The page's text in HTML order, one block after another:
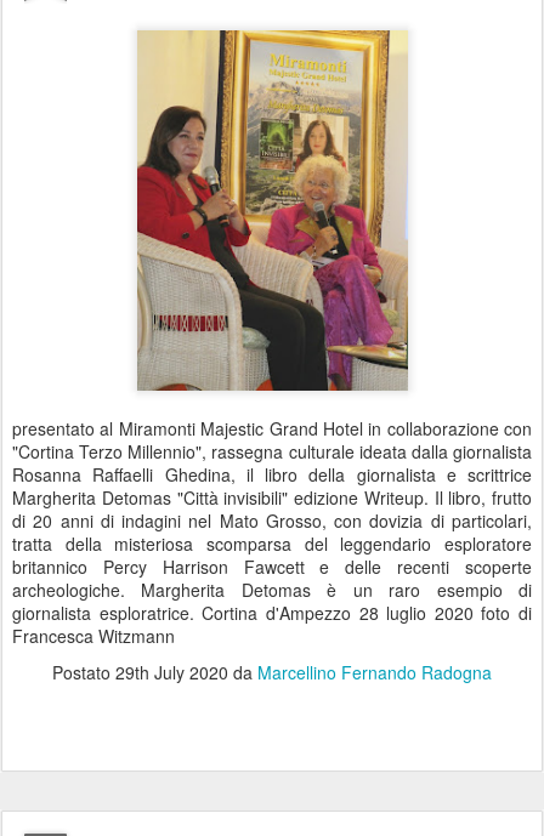
presentato al Miramonti Majestic Grand Hotel in collaborazione con
"Cortina Terzo Millennio", rassegna culturale ideata dalla giornalista
Rosanna Raffaelli Ghedina, il libro della giornalista e scrittrice
Margherita Detomas "Città invisibili" edizione Writeup. Il libro, frutto
di 20 anni di indagini nel Mato Grosso, con dovizia di particolari,
tratta della misteriosa scomparsa del leggendario esploratore
britannico Percy Harrison Fawcett e delle recenti scoperte
archeologiche. Margherita Detomas è un raro esempio di
giornalista esploratrice. Cortina d'Ampezzo 28 luglio 2020 foto di
Francesca Witzmann
Postato 29th July 2020 da Marcellino Fernando Radogna